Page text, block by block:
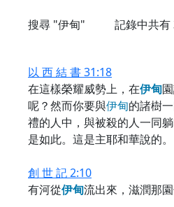
搜尋 "伊甸" 記錄中共有
以 西 結 書 31:18
在這樣榮耀威勢上，在伊甸
呢？然而你要與伊甸的諸樹
禮的人中，與被殺的人一同
是如此。這是主耶和華說的。
創 世 記 2:10
有河從伊甸流出來，滋潤那